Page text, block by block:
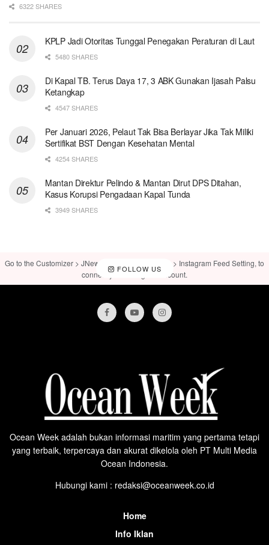
6322 SHARES
KPLP Jadi Otoritas Tunggal Penegakan Peraturan di Laut
5480 SHARES
Di Kapal TB. Terus Daya 17, 3 ABK Gunakan Ijasah Palsu
Ketangkap
4547 SHARES
Per Januari 2026, Pelaut Tak Bisa Berlayar Jika Tak Miliki
Sertifikat BST Dengan Kesehatan Mental
4254 SHARES
Mantan Direktur Pelindo & Mantan Dirut DPS Ditahan,
Kasus Korupsi Pengadaan Kapal Tunda
3949 SHARES
FOLLOW US
Go to the Customizer > JNews : Social, Like & View > Instagram Feed Setting, to
connect your Instagram account.
Ocean Week adalah bukan informasi maritim yang pertama tetapi
yang terbaik, terpercaya dan akurat dikelola oleh PT Multi Media
Ocean Indonesia.
Hubungi kami : redaksi@oceanweek.co.id
Home
Info Iklan